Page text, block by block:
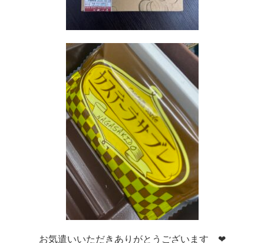
お気遣いいただきありがとうございます　❤